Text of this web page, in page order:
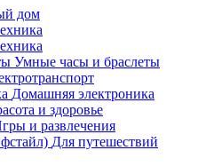
дом
Умные часы и браслеты
Домашняя электроника
и здоровье
и развлечения
Для путешествий